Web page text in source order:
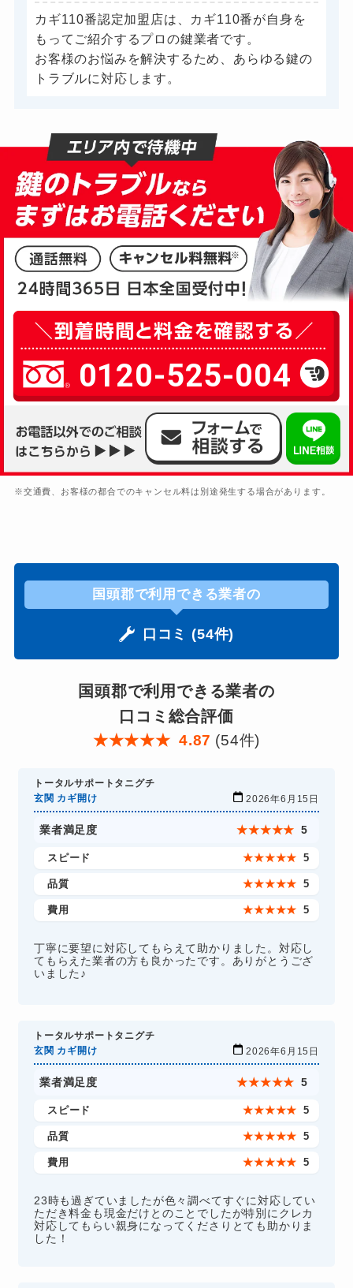
カギ110番認定加盟店は、カギ110番が自身を
もってご紹介するプロの鍵業者です。
お客様のお悩みを解決するため、あらゆる鍵の
トラブルに対応します。
0120-525-004
※交通費、お客様の都合でのキャンセル料は別途発生する場合があります。
国頭郡で利用できる業者の
口コミ (54件)
国頭郡で利用できる業者の
口コミ総合評価
★★★★★ 4.87 (54件)
トータルサポートタニグチ
玄関 カギ開け
2026年6月15日
業者満足度 ★★★★★ 5
スピード ★★★★★ 5
品質 ★★★★★ 5
費用 ★★★★★ 5
丁寧に要望に対応してもらえて助かりました。対応し
てもらえた業者の方も良かったです。ありがとうござ
いました♪
トータルサポートタニグチ
玄関 カギ開け
2026年6月15日
業者満足度 ★★★★★ 5
スピード ★★★★★ 5
品質 ★★★★★ 5
費用 ★★★★★ 5
23時も過ぎていましたが色々調べてすぐに対応してい
ただき料金も現金だけとのことでしたが特別にクレカ
対応してもらい親身になってくださりとても助かりま
した！